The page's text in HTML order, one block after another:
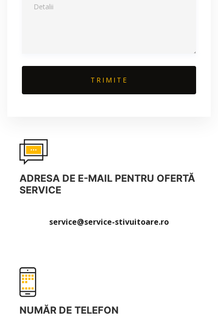
ADRESA DE E-MAIL PENTRU OFERTĂ
SERVICE
service@service-stivuitoare.ro
NUMĂR DE TELEFON